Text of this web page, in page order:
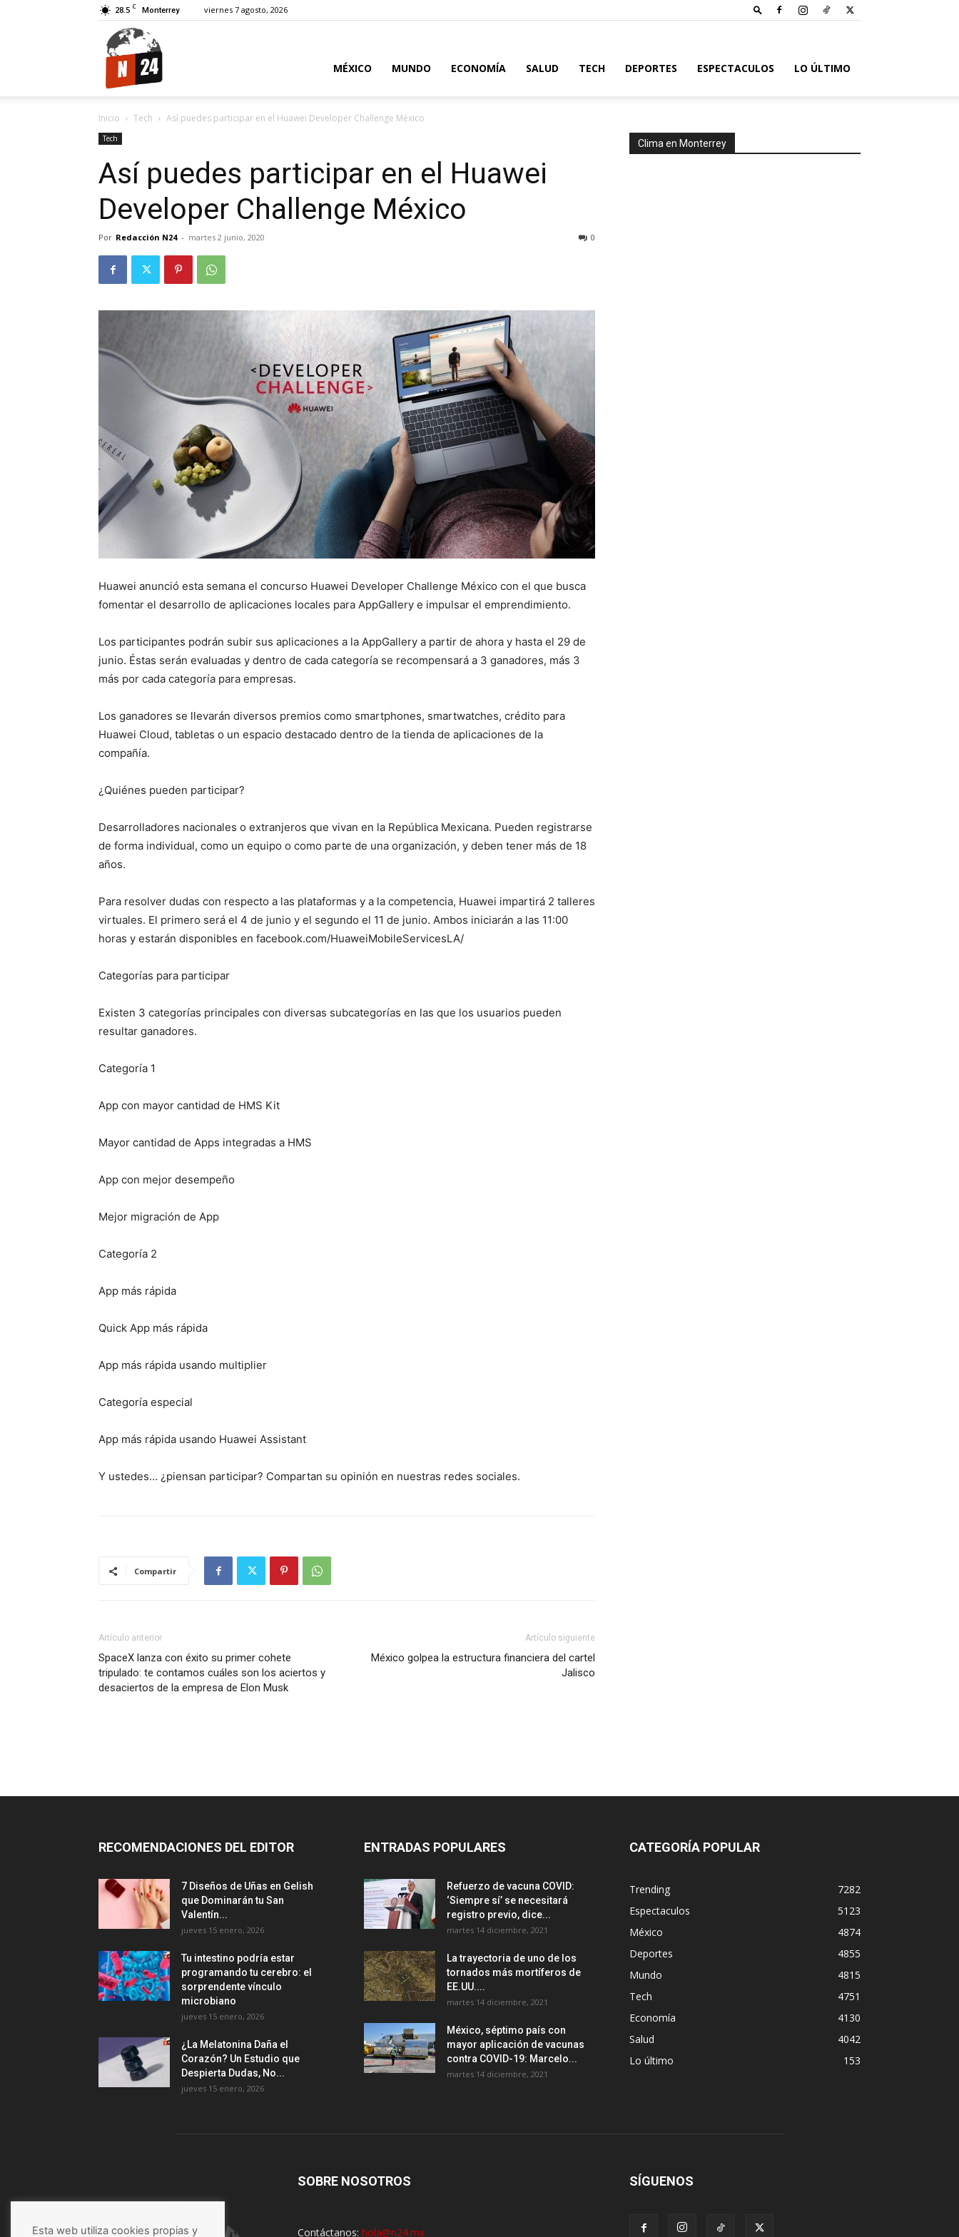
28.5 C Monterrey viernes 7 agosto, 2026
MÉXICO MUNDO ECONOMÍA SALUD TECH DEPORTES ESPECTACULOS LO ÚLTIMO
Inicio Tech Así puedes participar en el Huawei Developer Challenge México
Tech
Así puedes participar en el Huawei
Developer Challenge México
Por Redacción N24 - martes 2 junio, 2020 0
Huawei anunció esta semana el concurso Huawei Developer Challenge México con el que busca
fomentar el desarrollo de aplicaciones locales para AppGallery e impulsar el emprendimiento.
Los participantes podrán subir sus aplicaciones a la AppGallery a partir de ahora y hasta el 29 de
junio. Éstas serán evaluadas y dentro de cada categoría se recompensará a 3 ganadores, más 3
más por cada categoría para empresas.
Los ganadores se llevarán diversos premios como smartphones, smartwatches, crédito para
Huawei Cloud, tabletas o un espacio destacado dentro de la tienda de aplicaciones de la
compañía.
¿Quiénes pueden participar?
Desarrolladores nacionales o extranjeros que vivan en la República Mexicana. Pueden registrarse
de forma individual, como un equipo o como parte de una organización, y deben tener más de 18
años.
Para resolver dudas con respecto a las plataformas y a la competencia, Huawei impartirá 2 talleres
virtuales. El primero será el 4 de junio y el segundo el 11 de junio. Ambos iniciarán a las 11:00
horas y estarán disponibles en facebook.com/HuaweiMobileServicesLA/
Categorías para participar
Existen 3 categorías principales con diversas subcategorías en las que los usuarios pueden
resultar ganadores.
Categoría 1
App con mayor cantidad de HMS Kit
Mayor cantidad de Apps integradas a HMS
App con mejor desempeño
Mejor migración de App
Categoría 2
App más rápida
Quick App más rápida
App más rápida usando multiplier
Categoría especial
App más rápida usando Huawei Assistant
Y ustedes… ¿piensan participar? Compartan su opinión en nuestras redes sociales.
Compartir
Artículo anterior
SpaceX lanza con éxito su primer cohete
tripulado: te contamos cuáles son los aciertos y
desaciertos de la empresa de Elon Musk
Artículo siguiente
México golpea la estructura financiera del cartel
Jalisco
Clima en Monterrey
RECOMENDACIONES DEL EDITOR
7 Diseños de Uñas en Gelish
que Dominarán tu San
Valentín...
jueves 15 enero, 2026
Tu intestino podría estar
programando tu cerebro: el
sorprendente vínculo
microbiano
jueves 15 enero, 2026
¿La Melatonina Daña el
Corazón? Un Estudio que
Despierta Dudas, No...
jueves 15 enero, 2026
ENTRADAS POPULARES
Refuerzo de vacuna COVID:
‘Siempre sí’ se necesitará
registro previo, dice...
martes 14 diciembre, 2021
La trayectoria de uno de los
tornados más mortíferos de
EE.UU....
martes 14 diciembre, 2021
México, séptimo país con
mayor aplicación de vacunas
contra COVID-19: Marcelo...
martes 14 diciembre, 2021
CATEGORÍA POPULAR
Trending
7282
Espectaculos
5123
México
4874
Deportes
4855
Mundo
4815
Tech
4751
Economía
4130
Salud
4042
Lo último
153
SOBRE NOSOTROS
Contáctanos: hola@n24.mx
SÍGUENOS
Esta web utiliza cookies propias y